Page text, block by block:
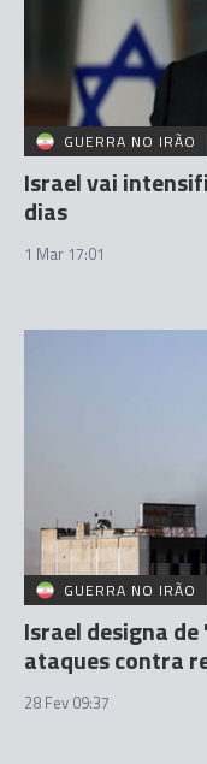
GUERRA NO IRÃO
Israel vai
dias
1 Mar 17:01
GUERRA NO IRÃO
Israel designa
ataques contra
28 Fev 09:37